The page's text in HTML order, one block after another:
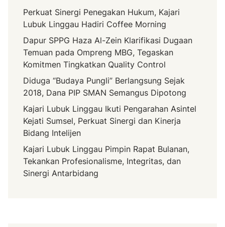
Perkuat Sinergi Penegakan Hukum, Kajari
Lubuk Linggau Hadiri Coffee Morning
Dapur SPPG Haza Al-Zein Klarifikasi Dugaan
Temuan pada Ompreng MBG, Tegaskan
Komitmen Tingkatkan Quality Control
Diduga “Budaya Pungli” Berlangsung Sejak
2018, Dana PIP SMAN Semangus Dipotong
Kajari Lubuk Linggau Ikuti Pengarahan Asintel
Kejati Sumsel, Perkuat Sinergi dan Kinerja
Bidang Intelijen
Kajari Lubuk Linggau Pimpin Rapat Bulanan,
Tekankan Profesionalisme, Integritas, dan
Sinergi Antarbidang